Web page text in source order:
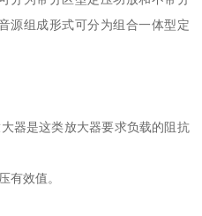
源组成形式可分为组合一体型定
器是这类放大器要求负载的阻抗
有效值。